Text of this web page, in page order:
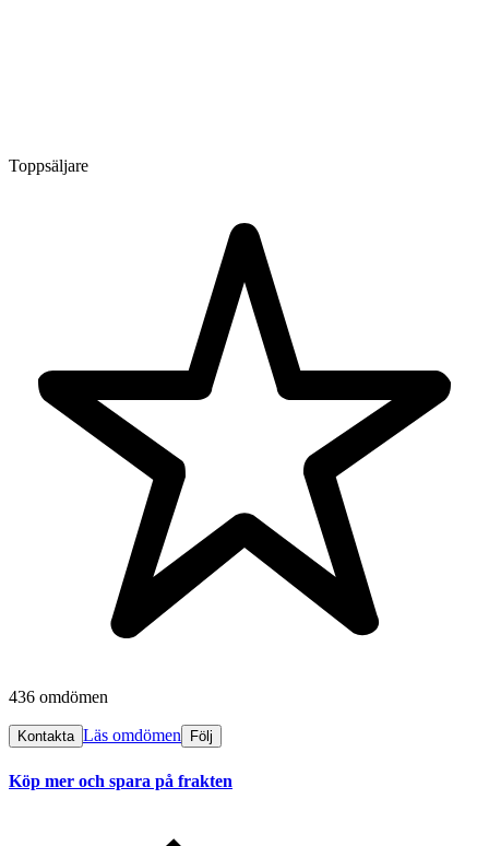
Toppsäljare
436 omdömen
Kontakta Läs omdömen Följ
Köp mer och spara på frakten